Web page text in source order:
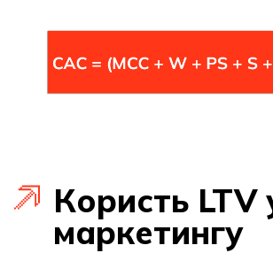
Користь LTV
маркетингу